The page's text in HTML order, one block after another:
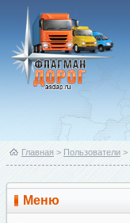
Главная > Пользователи >
Меню